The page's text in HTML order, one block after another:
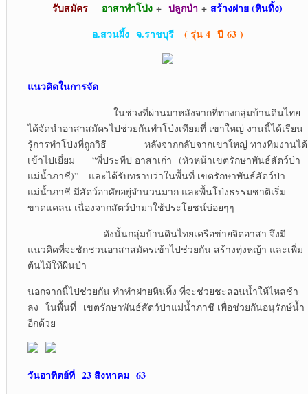
รับสมัคร
อาสาทำโป่ง+ปลูกป่า + สร้างฝาย (หินทิ้ง)
อ.สวนผึ้งจ.ราชบุรี ( รุ่น 4 ปี 63 )
แนวคิดในการจัด
ในช่วงที่ผ่านมาหลังจากที่ทางกลุ่มบ้านดินไทย
ได้จัดนำอาสาสมัครไปช่วยกันทำโป่งเทียมที่ เขาใหญ่ งานนี้ได้เรียน
รู้การทำโป่งที่ถูกวิธี หลังจากกลับจากเขาใหญ่ ทางทีมงานได้
เข้าไปเยี่ยม “พี่ประทีป อาสาเก่า (หัวหน้าเขตรักษาพันธ์สัตว์ป่า
แม่น้ำภาชี)” และได้รับทราบว่าในพื้นที่ เขตรักษาพันธ์สัตว์ป่า
แม่น้ำภาชี มีสัตว์อาศัยอยู่จำนวนมาก และพื้นโป่งธรรมชาติเริ่ม
ขาดแคลน เนื่องจากสัตว์ป่ามาใช้ประโยชน์บ่อยๆๆ
ดังนั้นกลุ่มบ้านดินไทยเครือข่ายจิตอาสา จึงมี
แนวคิดที่จะชักชวนอาสาสมัครเข้าไปช่วยกัน สร้างทุ่งหญ้า และเพิ่ม
ต้นไม้ให้ผืนป่า
นอกจากนี้ไปช่วยกัน ทำทำฝายหินทิ้ง ที่จะช่วยชะลอนน้ำให้ไหลช้า
ลง ในพื้นที่ เขตรักษาพันธ์สัตว์ป่าแม่น้ำภาชี เพื่อช่วยกันอนุรักษ์น้ำ
อีกด้วย
วันอาทิตย์ที่23 สิงหาคม 63